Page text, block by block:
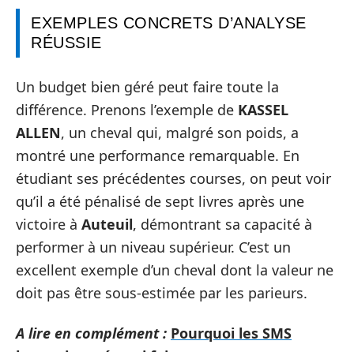
EXEMPLES CONCRETS D’ANALYSE
RÉUSSIE
Un budget bien géré peut faire toute la
différence. Prenons l’exemple de KASSEL
ALLEN, un cheval qui, malgré son poids, a
montré une performance remarquable. En
étudiant ses précédentes courses, on peut voir
qu’il a été pénalisé de sept livres après une
victoire à Auteuil, démontrant sa capacité à
performer à un niveau supérieur. C’est un
excellent exemple d’un cheval dont la valeur ne
doit pas être sous-estimée par les parieurs.
A lire en complément : Pourquoi les SMS